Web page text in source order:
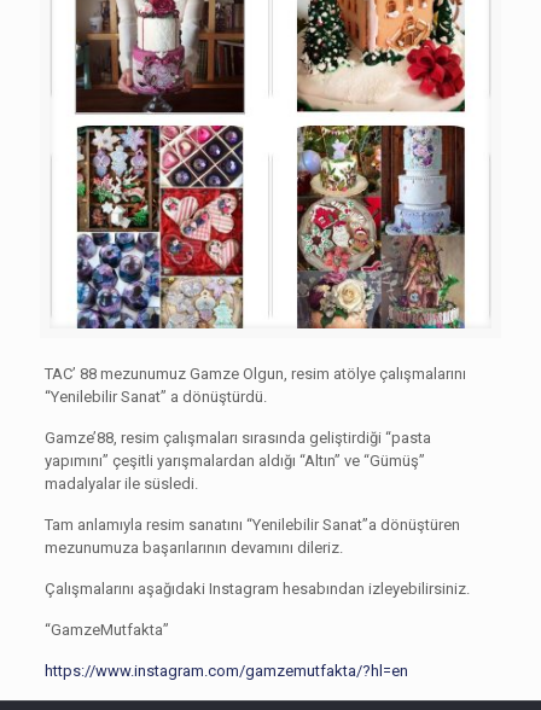
TAC’ 88 mezunumuz Gamze Olgun, resim atölye çalışmalarını
“Yenilebilir Sanat” a dönüştürdü.
Gamze’88, resim çalışmaları sırasında geliştirdiği “pasta
yapımını” çeşitli yarışmalardan aldığı “Altın” ve “Gümüş”
madalyalar ile süsledi.
Tam anlamıyla resim sanatını “Yenilebilir Sanat”a dönüştüren
mezunumuza başarılarının devamını dileriz.
Çalışmalarını aşağıdaki Instagram hesabından izleyebilirsiniz.
“GamzeMutfakta”
https://www.instagram.com/gamzemutfakta/?hl=en